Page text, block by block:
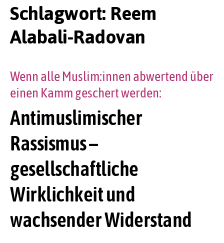
Schlagwort: Reem
Alabali-Radovan
Antimuslimischer
Rassismus –
gesellschaftliche
Wirklichkeit und
wachsender Widerstand
Wenn alle Muslim:innen abwertend über
einen Kamm geschert werden: